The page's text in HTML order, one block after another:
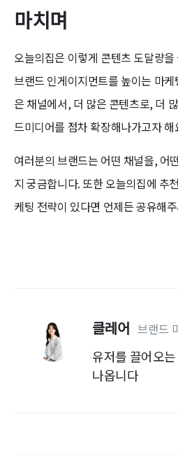
마치며
오늘의집은 이렇게 콘텐츠 도달량
브랜드 인게이지먼트를 높이는 마
은 채널에서, 더 많은 콘텐츠로, 더
드미디어를 점차 확장해나가고자 해
여러분의 브랜드는 어떤 채널을, 어
지 궁금합니다. 또한 오늘의집에 추
케팅 전략이 있다면 언제든 공유해
클레어 브랜드
유저를 끌어오
나옵니다